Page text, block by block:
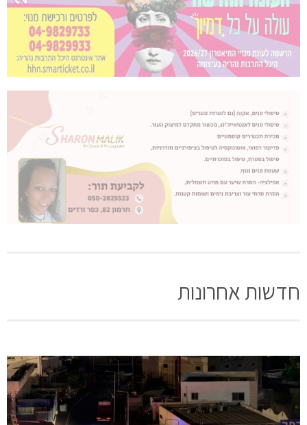
חדשות אחרונות